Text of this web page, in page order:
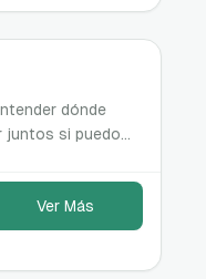
dónde
juntos si puedo
Ver Más